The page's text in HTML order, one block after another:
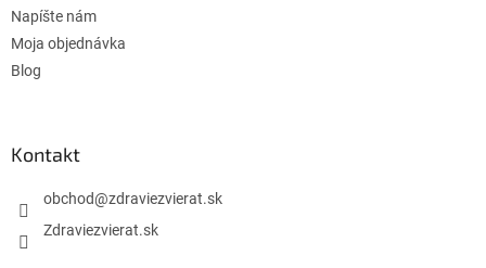
Napíšte nám
Moja objednávka
Blog
Kontakt
obchod@zdraviezvierat.sk
Zdraviezvierat.sk